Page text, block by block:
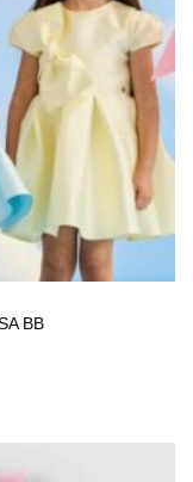
BB